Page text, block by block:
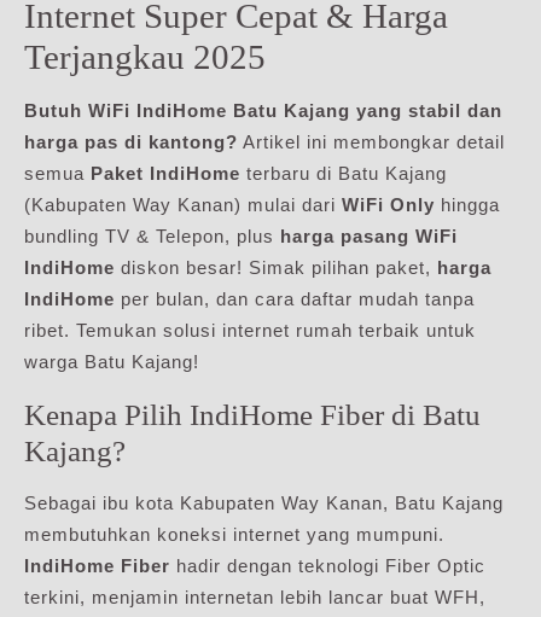
Internet Super Cepat & Harga
Terjangkau 2025
Butuh WiFi IndiHome Batu Kajang yang stabil dan
harga pas di kantong? Artikel ini membongkar detail
semua Paket IndiHome terbaru di Batu Kajang
(Kabupaten Way Kanan) mulai dari WiFi Only hingga
bundling TV & Telepon, plus harga pasang WiFi
IndiHome diskon besar! Simak pilihan paket, harga
IndiHome per bulan, dan cara daftar mudah tanpa
ribet. Temukan solusi internet rumah terbaik untuk
warga Batu Kajang!
Kenapa Pilih IndiHome Fiber di Batu
Kajang?
Sebagai ibu kota Kabupaten Way Kanan, Batu Kajang
membutuhkan koneksi internet yang mumpuni.
IndiHome Fiber hadir dengan teknologi Fiber Optic
terkini, menjamin internetan lebih lancar buat WFH,